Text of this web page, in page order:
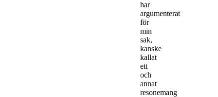
har
argumenterat
för
min
sak,
kanske
kallat
ett
och
annat
resonemang